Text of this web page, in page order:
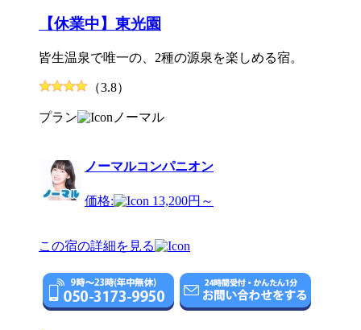
【休業中】東光園
皆生温泉で唯一の、2種の源泉を楽しめる宿。
（3.8）
プラン ノーマル
ノーマルコンパニオン
価格: 13,200円～
この宿の詳細を見る